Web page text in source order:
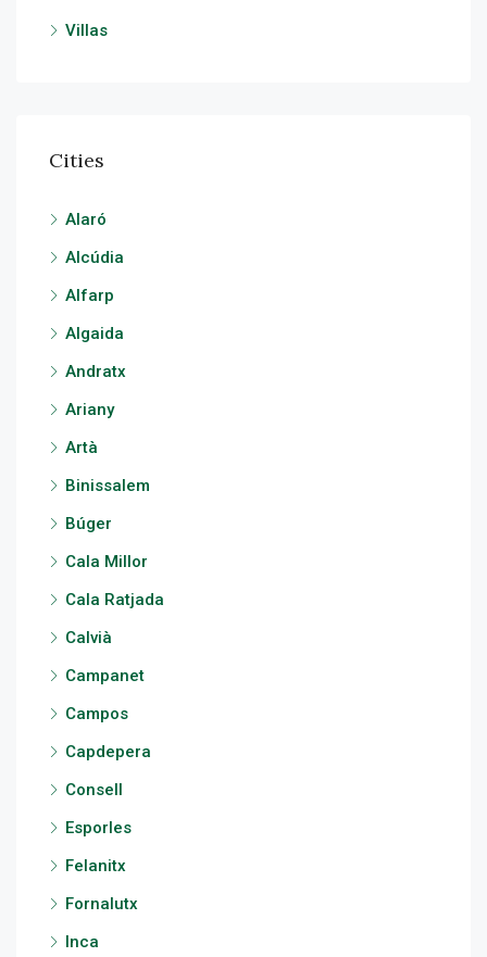
Villas
Cities
Alaró
Alcúdia
Alfarp
Algaida
Andratx
Ariany
Artà
Binissalem
Búger
Cala Millor
Cala Ratjada
Calvià
Campanet
Campos
Capdepera
Consell
Esporles
Felanitx
Fornalutx
Inca